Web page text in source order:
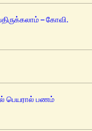
– கோவி.
பெயரால் பணம்